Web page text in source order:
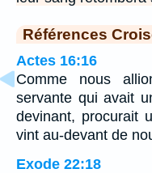
Références
Actes 16:16
Comme nous
servante qui avait
devinant, procurait
vint au-devant de
Exode 22:18